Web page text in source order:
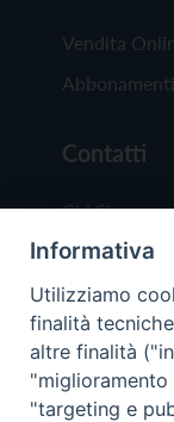
Vendita
Abbonamenti
Contatti
Chi Siamo
Redazione
Scrivici
Informativa
Utilizziamo
finalità
altre finalità
"miglioramento
"targeting e